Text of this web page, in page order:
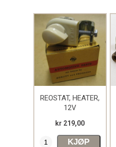
Willys MB og Ford GPW
Diverse varer
Trailer
Dodge
Weasel
HMK Shop
REOSTAT, HEATER,
12V
kr 219,00
KJØP